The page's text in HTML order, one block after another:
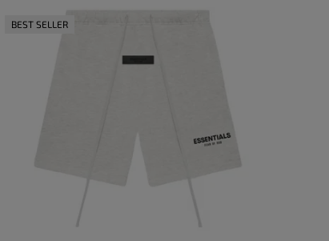
BEST SELLER